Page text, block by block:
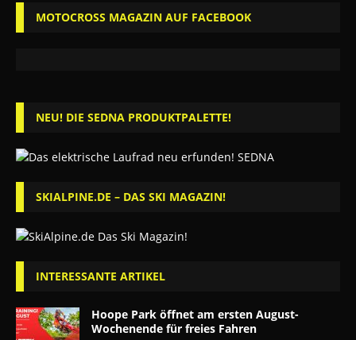
MOTOCROSS MAGAZIN AUF FACEBOOK
NEU! DIE SEDNA PRODUKTPALETTE!
SKIALPINE.DE – DAS SKI MAGAZIN!
INTERESSANTE ARTIKEL
Hoope Park öffnet am ersten August-
Wochenende für freies Fahren